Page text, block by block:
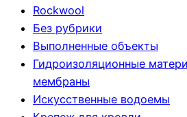
Rockwool
Без рубрики
Выполненные объекты
Гидроизоляционные
мембраны
Искусственные водоемы